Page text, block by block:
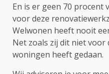
En is er geen 70 procent
voor deze
Welwonen heeft nooit
Net zoals zij dit niet
woningen heeft gedaan.